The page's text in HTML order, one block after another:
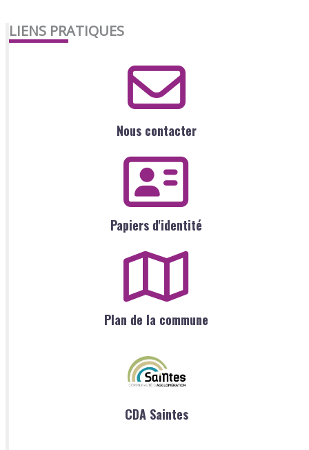
LIENS PRATIQUES
Nous contacter
Papiers d'identité
Plan de la commune
CDA Saintes